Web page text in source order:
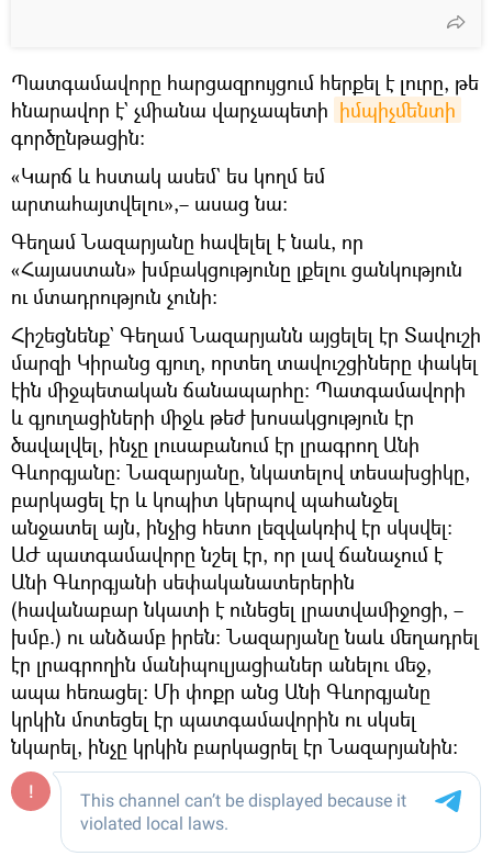
Պատգամավորը հարցազրույցում հերքել է լուրը, թե
հնարավոր է` չմիանա վարչապետի իմպիչմենտի
գործընթացին։
«Կարճ և հստակ ասեմ` ես կողմ եմ
արտահայտվելու»,– ասաց նա։
Գեղամ Նազարյանը հավելել է նաև, որ
«Հայաստան» խմբակցությունը լքելու ցանկություն
ու մտադրություն չունի։
Հիշեցնենք` Գեղամ Նազարյանն այցելել էր Տավուշի
մարզի Կիրանց գյուղ, որտեղ տավուշցիները փակել
էին միջպետական ճանապարհը։ Պատգամավորի
և գյուղացիների միջև թեժ խոսակցություն էր
ծավալվել, ինչը լուսաբանում էր լրագրող Անի
Գևորգյանը։ Նազարյանը, նկատելով տեսախցիկը,
բարկացել էր և կոպիտ կերպով պահանջել
անջատել այն, ինչից հետո լեզվակռիվ էր սկսվել։
ԱԺ պատգամավորը նշել էր, որ լավ ճանաչում է
Անի Գևորգյանի սեփականատերերին
(հավանաբար նկատի է ունեցել լրատվամիջոցի, –
խմբ.) ու անձամբ իրեն։ Նազարյանը նաև մեղադրել
էր լրագրողին մանիպուլյացիաներ անելու մեջ,
ապա հեռացել։ Մի փոքր անց Անի Գևորգյանը
կրկին մոտեցել էր պատգամավորին ու սկսել
նկարել, ինչը կրկին բարկացրել էր Նազարյանին։